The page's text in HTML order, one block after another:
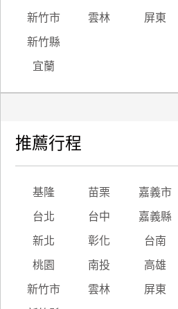
新竹市 雲林 屏東
新竹縣
宜蘭
推薦行程
基隆 苗栗 嘉義市
台北 台中 嘉義縣
新北 彰化 台南
桃園 南投 高雄
新竹市 雲林 屏東